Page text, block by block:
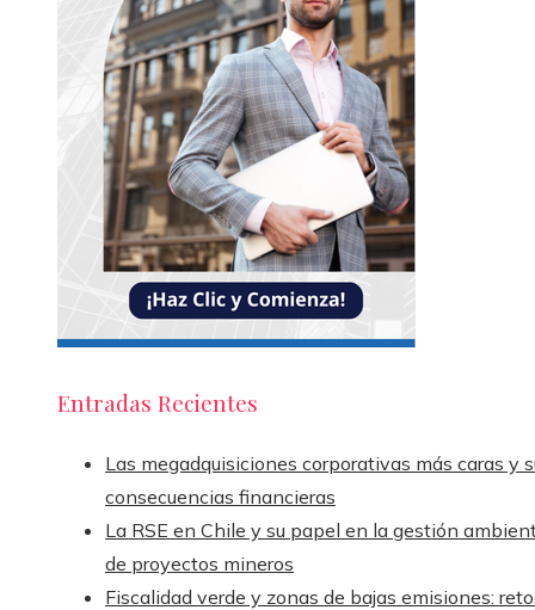
Entradas Recientes
Las megadquisiciones corporativas más caras y
consecuencias financieras
La RSE en Chile y su papel en la gestión
de proyectos mineros
Fiscalidad verde y zonas de bajas emisiones: